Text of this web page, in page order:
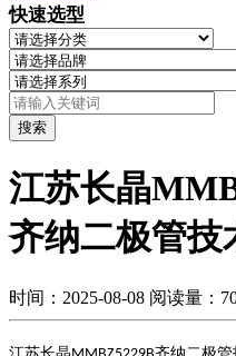
快速选型
搜索
江苏长晶
齐纳二极管技
时间：2025-08-08 阅读量：